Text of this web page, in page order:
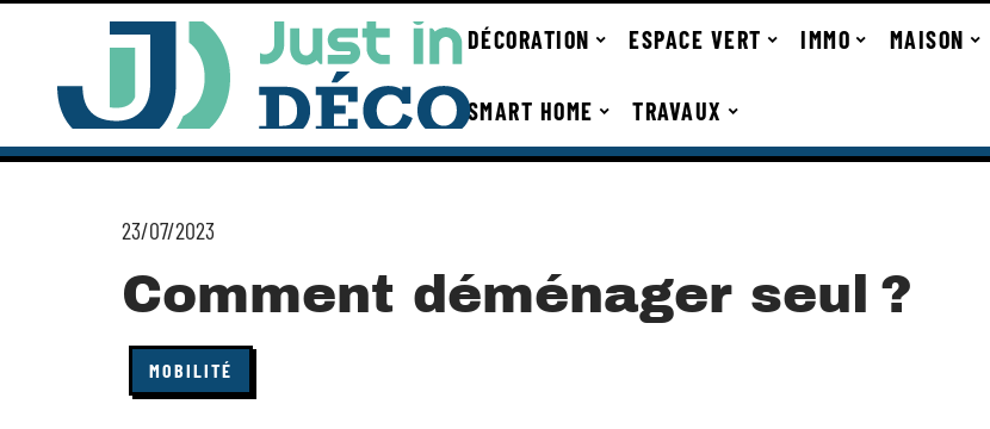
DÉCORATION ESPACE VERT IMMO MAISON
SMART HOME TRAVAUX
23/07/2023
Comment déménager seul ?
MOBILITÉ